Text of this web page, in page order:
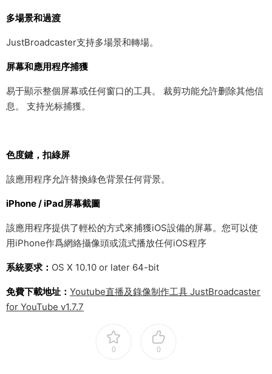
多場景和過渡
JustBroadcaster支持多場景和轉場。
屏幕和應用程序捕獲
易于顯示整個屏幕或任何窗口的工具。 裁剪功能允許删除其他信
息。 支持光标捕獲。
色度鍵，扣綠屏
該應用程序允許替換綠色背景任何背景。
iPhone / iPad屏幕截圖
該應用程序提供了輕松的方式來捕獲iOS設備的屏幕。您可以使
用iPhone作爲網絡攝像頭或流式播放任何iOS程序
系統要求： OS X 10.10 or later 64-bit
免費下載地址： Youtube直播及錄像制作工具 JustBroadcaster
for YouTube v1.7.7
0 0